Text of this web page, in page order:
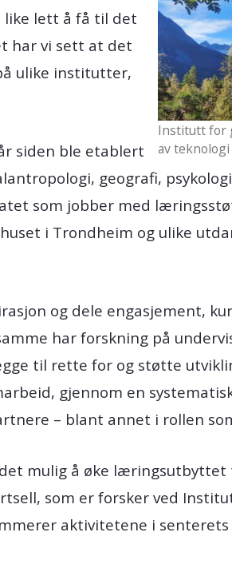
Institutt for
av
like lett å få til det
har vi sett at det
ulike institutter,
siden ble etablert
geografi,
som jobber med
i Trondheim og ulike
og dele engasjement,
har forskning på
til rette for og støtte
gjennom en
– blant annet i rollen
mulig å øke
som er forsker ved
aktivitetene i